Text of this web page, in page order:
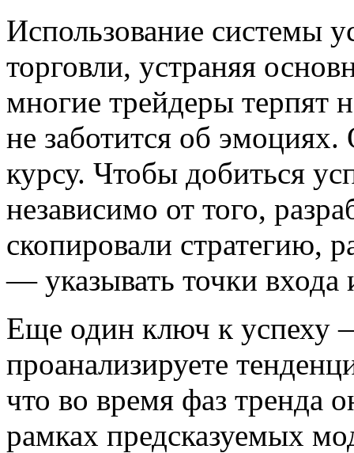
Использование системы
торговли, устраняя
многие трейдеры терпят
не заботится об эмоциях.
курсу. Чтобы добиться
независимо от того,
скопировали стратегию,
— указывать точки входа
Еще один ключ к успеху
проанализируете
что во время фаз тренда
рамках предсказуемых